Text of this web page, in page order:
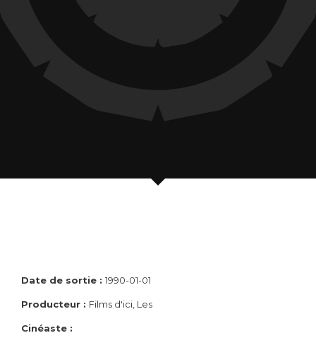
Date de sortie : 1990-01-01
Producteur : Films d'ici, Les
Cinéaste :